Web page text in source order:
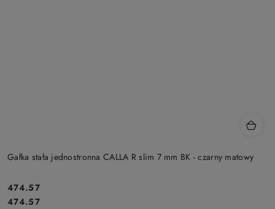
Gałka stała jednostronna CALLA R slim 7 mm BK - czarny matowy
Cena:
474.57
Cena:
474.57